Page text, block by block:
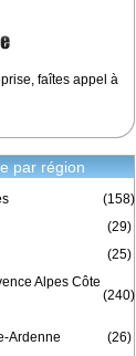
faîtes appel à
par région
(158)
(29)
(25)
Alpes Côte
(240)
Ardenne
(26)